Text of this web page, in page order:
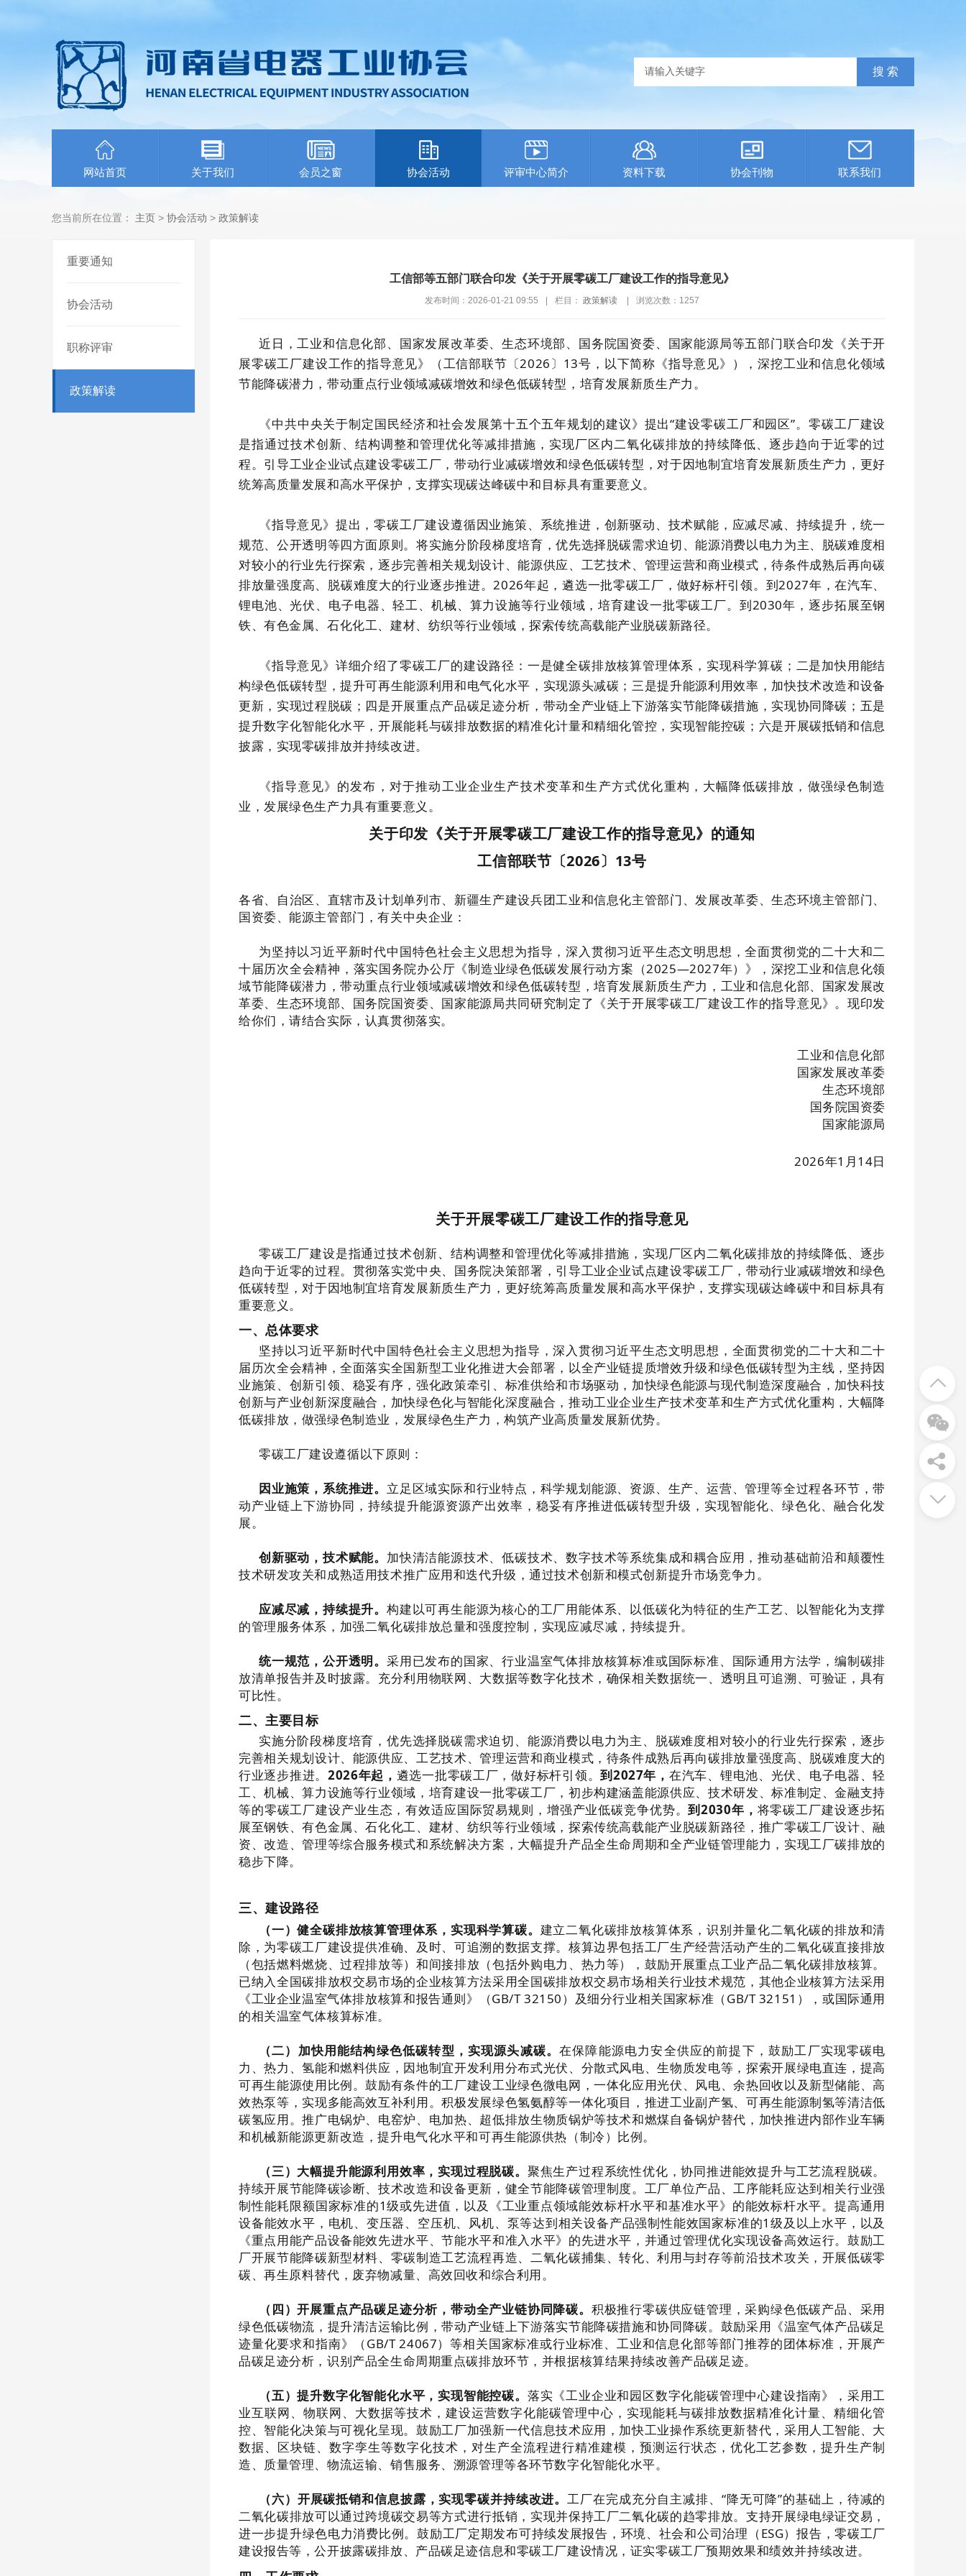
网站首页 关于我们 会员之窗 协会活动 评审中心简介 资料下载 协会刊物 联系我们
您当前所在位置： 主页 > 协会活动 > 政策解读
重要通知
协会活动
职称评审
政策解读
工信部等五部门联合印发《关于开展零碳工厂建设工作的指导意见》
发布时间：2026-01-21 09:55 栏目： 政策解读 浏览次数： 1257
近日，工业和信息化部、国家发展改革委、生态环境部、国务院国资委、国家能源局等五部门联合印发《关于开
展零碳工厂建设工作的指导意见》（工信部联节〔2026〕13号，以下简称《指导意见》），深挖工业和信息化领域
节能降碳潜力，带动重点行业领域减碳增效和绿色低碳转型，培育发展新质生产力。
《中共中央关于制定国民经济和社会发展第十五个五年规划的建议》 提出“建设零碳工厂和园区”。零碳工厂建设
是指通过技术创新、结构调整和管理优化等减排措施，实现厂区内二氧化碳排放的持续降低、逐步趋向于近零的过
程。引导工业企业试点建设零碳工厂，带动行业减碳增效和绿色低碳转型，对于因地制宜培育发展新质生产力，更好
统筹高质量发展和高水平保护，支撑实现碳达峰碳中和目标具有重要意义。
《指导意见》提出，零碳工厂建设遵循因业施策、系统推进，创新驱动、技术赋能，应减尽减、持续提升，统一
规范、公开透明等四方面原则。将实施分阶段梯度培育，优先选择脱碳需求迫切、能源消费以电力为主、脱碳难度相
对较小的行业先行探索，逐步完善相关规划设计、能源供应、工艺技术、管理运营和商业模式，待条件成熟后再向碳
排放量强度高、脱碳难度大的行业逐步推进。2026年起，遴选一批零碳工厂，做好标杆引领。到2027年，在汽车、
锂电池、光伏、电子电器、轻工、机械、算力设施等行业领域，培育建设一批零碳工厂。到2030年，逐步拓展至钢
铁、有色金属、石化化工、建材、纺织等行业领域，探索传统高载能产业脱碳新路径。
《指导意见》详细介绍了零碳工厂的建设路径：一是健全碳排放核算管理体系，实现科学算碳；二是加快用能结
构绿色低碳转型，提升可再生能源利用和电气化水平，实现源头减碳；三是提升能源利用效率，加快技术改造和设备
更新，实现过程脱碳；四是开展重点产品碳足迹分析，带动全产业链上下游落实节能降碳措施，实现协同降碳；五是
提升数字化智能化水平，开展能耗与碳排放数据的精准化计量和精细化管控，实现智能控碳；六是开展碳抵销和信息
披露，实现零碳排放并持续改进。
《指导意见》的发布，对于推动工业企业生产技术变革和生产方式优化重构，大幅降低碳排放，做强绿色制造
业，发展绿色生产力具有重要意义。
关于印发《关于开展零碳工厂建设工作的指导意见》的通知
工信部联节〔2026〕13号
各省、自治区、直辖市及计划单列市、新疆生产建设兵团工业和信息化主管部门、发展改革委、生态环境主管部门、
国资委、能源主管部门，有关中央企业：
为坚持以习近平新时代中国特色社会主义思想为指导，深入贯彻习近平生态文明思想，全面贯彻党的二十大和二
十届历次全会精神，落实国务院办公厅《制造业绿色低碳发展行动方案（2025—2027年）》，深挖工业和信息化领
域节能降碳潜力，带动重点行业领域减碳增效和绿色低碳转型，培育发展新质生产力，工业和信息化部、国家发展改
革委、生态环境部、国务院国资委、国家能源局共同研究制定了《关于开展零碳工厂建设工作的指导意见》。现印发
给你们，请结合实际，认真贯彻落实。
工业和信息化部
国家发展改革委
生态环境部
国务院国资委
国家能源局
2026年1 月14日
关于开展零碳工厂建设工作的指导意见
零碳工厂建设是指通过技术创新、结构调整和管理优化等减排措施，实现厂区内二氧化碳排放的持续降低、逐步
趋向于近零的过程。贯彻落实党中央、国务院决策部署，引导工业企业试点建设零碳工厂，带动行业减碳增效和绿色
低碳转型，对于因地制宜培育发展新质生产力，更好统筹高质量发展和高水平保护，支撑实现碳达峰碳中和目标具有
重要意义。
一、总体要求
坚持以习近平新时代中国特色社会主义思想为指导，深入贯彻习近平生态文明思想，全面贯彻党的二十大和二十
届历次全会精神，全面落实全国新型工业化推进大会部署，以全产业链提质增效升级和绿色低碳转型为主线，坚持因
业施策、创新引领、稳妥有序，强化政策牵引、标准供给和市场驱动，加快绿色能源与现代制造深度融合，加快科技
创新与产业创新深度融合，加快绿色化与智能化深度融合，推动工业企业生产技术变革和生产方式优化重构，大幅降
低碳排放，做强绿色制造业，发展绿色生产力，构筑产业高质量发展新优势。
零碳工厂建设遵循以下原则：
因业施策，系统推进。 立足区域实际和行业特点，科学规划能源、资源、生产、运营、管理等全过程各环节，带
动产业链上下游协同，持续提升能源资源产出效率，稳妥有序推进低碳转型升级，实现智能化、绿色化、融合化发
展。
创新驱动，技术赋能。 加快清洁能源技术、低碳技术、数字技术等系统集成和耦合应用，推动基础前沿和颠覆性
技术研发攻关和成熟适用技术推广应用和迭代升级，通过技术创新和模式创新提升市场竞争力。
应减尽减，持续提升。构建以可再生能源为核心的工厂用能体系、以低碳化为特征的生产工艺、以智能化为支撑
的管理服务体系，加强二氧化碳排放总量和强度控制，实现应减尽减，持续提升。
统一规范，公开透明。采用已发布的国家、行业温室气体排放核算标准或国际标准、国际通用方法学，编制碳排
放清单报告并及时披露。充分利用物联网、大数据等数字化技术，确保相关数据统一、透明且可追溯、可验证，具有
可比性。
二、主要目标
实施分阶段梯度培育，优先选择脱碳需求迫切、能源消费以电力为主、脱碳难度相对较小的行业先行探索，逐步
完善相关规划设计、能源供应、工艺技术、管理运营和商业模式，待条件成熟后再向碳排放量强度高、脱碳难度大的
行业逐步推进。2026年起， 遴选一批零碳工厂，做好标杆引领。到2027年， 在汽车、锂电池、光伏、电子电器、轻
工、机械、算力设施等行业领域，培育建设一批零碳工厂，初步构建涵盖能源供应、技术研发、标准制定、金融支持
等的零碳工厂建设产业生态，有效适应国际贸易规则，增强产业低碳竞争优势。到2030年， 将零碳工厂建设逐步拓
展至钢铁、有色金属、石化化工、建材、纺织等行业领域，探索传统高载能产业脱碳新路径，推广零碳工厂设计、融
资、改造、管理等综合服务模式和系统解决方案，大幅提升产品全生命周期和全产业链管理能力，实现工厂碳排放的
稳步下降。
三、建设路径
（一）健全碳排放核算管理体系，实现科学算碳。 建立二氧化碳排放核算体系，识别并量化二氧化碳的排放和清
除，为零碳工厂建设提供准确、及时、可追溯的数据支撑。核算边界包括工厂生产经营活动产生的二氧化碳直接排放
（包括燃料燃烧、过程排放等）和间接排放（包括外购电力、热力等），鼓励开展重点工业产品二氧化碳排放核算。
已纳入全国碳排放权交易市场的企业核算方法采用全国碳排放权交易市场相关行业技术规范，其他企业核算方法采用
《工业企业温室气体排放核算和报告通则》（GB/T 32150）及细分行业相关国家标准（GB/T 32151 ），或国际通用
的相关温室气体核算标准。
（二）加快用能结构绿色低碳转型，实现源头减碳。在保障能源电力安全供应的前提下，鼓励工厂实现零碳电
力、热力、氢能和燃料供应，因地制宜开发利用分布式光伏、分散式风电、生物质发电等，探索开展绿电直连，提高
可再生能源使用比例。鼓励有条件的工厂建设工业绿色微电网，一体化应用光伏、风电、余热回收以及新型储能、高
效热泵等，实现多能高效互补利用。积极发展绿色氢氨醇等一体化项目，推进工业副产氢、可再生能源制氢等清洁低
碳氢应用。推广电锅炉、电窑炉、电加热、超低排放生物质锅炉等技术和燃煤自备锅炉替代，加快推进内部作业车辆
和机械新能源更新改造，提升电气化水平和可再生能源供热（制冷）比例。
（三）大幅提升能源利用效率，实现过程脱碳。 聚焦生产过程系统性优化，协同推进能效提升与工艺流程脱碳。
持续开展节能降碳诊断、技术改造和设备更新，健全节能降碳管理制度。工厂单位产品、工序能耗应达到相关行业强
制性能耗限额国家标准的1级或先进值，以及《工业重点领域能效标杆水平和基准水平》的能效标杆水平。提高通用
设备能效水平，电机、变压器、空压机、风机、泵等达到相关设备产品强制性能效国家标准的1 级及以上水平，以及
《重点用能产品设备能效先进水平、节能水平和准入水平》的先进水平，并通过管理优化实现设备高效运行。鼓励工
厂开展节能降碳新型材料、零碳制造工艺流程再造、二氧化碳捕集、转化、利用与封存等前沿技术攻关，开展低碳零
碳、再生原料替代，废弃物减量、高效回收和综合利用。
（四）开展重点产品碳足迹分析，带动全产业链协同降碳。 积极推行零碳供应链管理，采购绿色低碳产品、采用
绿色低碳物流，提升清洁运输比例，带动产业链上下游落实节能降碳措施和协同降碳。鼓励采用《温室气体产品碳足
迹量化要求和指南》（GB/T 24067）等相关国家标准或行业标准、工业和信息化部等部门推荐的团体标准，开展产
品碳足迹分析，识别产品全生命周期重点碳排放环节，并根据核算结果持续改善产品碳足迹。
（五）提升数字化智能化水平，实现智能控碳。 落实《工业企业和园区数字化能碳管理中心建设指南》，采用工
业互联网、物联网、大数据等技术，建设运营数字化能碳管理中心，实现能耗与碳排放数据精准化计量、精细化管
控、智能化决策与可视化呈现。鼓励工厂加强新一代信息技术应用，加快工业操作系统更新替代，采用人工智能、大
数据、区块链、数字孪生等数字化技术，对生产全流程进行精准建模，预测运行状态，优化工艺参数，提升生产制
造、质量管理、物流运输、销售服务、溯源管理等各环节数字化智能化水平。
（六）开展碳抵销和信息披露，实现零碳并持续改进。工厂在完成充分自主减排、“降无可降”的基础上，待减的
二氧化碳排放可以通过跨境碳交易等方式进行抵销，实现并保持工厂二氧化碳的趋零排放。支持开展绿电绿证交易，
进一步提升绿色电力消费比例。鼓励工厂定期发布可持续发展报告，环境、社会和公司治理（ESG）报告，零碳工厂
建设报告等，公开披露碳排放、产品碳足迹信息和零碳工厂建设情况，证实零碳工厂预期效果和绩效并持续改进。